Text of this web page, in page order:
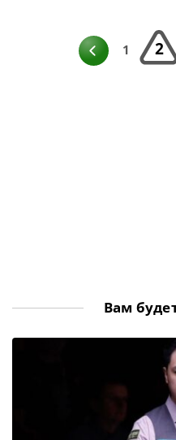
Нью-Сити), расположенном
период со 2 по 9 […]
1 2
Вам